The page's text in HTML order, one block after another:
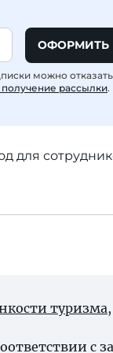
ОФОРМИТЬ
можно
рассылки.
для
туризма
с